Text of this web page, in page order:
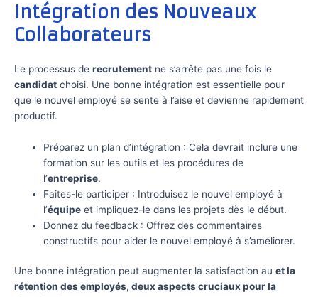
Intégration des Nouveaux
Collaborateurs
Le processus de recrutement ne s’arrête pas une fois le
candidat choisi. Une bonne intégration est essentielle pour
que le nouvel employé se sente à l’aise et devienne rapidement
productif.
Préparez un plan d’intégration : Cela devrait inclure une
formation sur les outils et les procédures de
l’entreprise.
Faites-le participer : Introduisez le nouvel employé à
l’équipe et impliquez-le dans les projets dès le début.
Donnez du feedback : Offrez des commentaires
constructifs pour aider le nouvel employé à s’améliorer.
Une bonne intégration peut augmenter la satisfaction au et la
rétention des employés, deux aspects cruciaux pour la